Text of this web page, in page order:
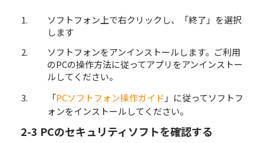
ソフトフォン上で右クリックし、「終了」を選択
します
ソフトフォンをアンインストールします。ご利用
のPCの操作方法に従ってアプリをアンインストー
ルしてください。
「PCソフトフォン操作ガイド 」に従ってソフトフ
ォンをインストールしてください。
2-3 PCのセキュリティソフトを確認する